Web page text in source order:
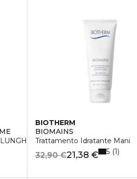
CURVATURA
BIOTHERM
BIOMAINS
Trattamento Idratante Mani
21,38 €
32,90 € 5 1